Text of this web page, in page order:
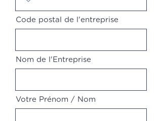
Code postal de l'entreprise
Nom de l'Entreprise
Votre Prénom / Nom